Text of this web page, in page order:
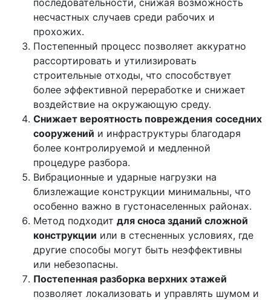
несчастных случаев среди рабочих и
прохожих.
Постепенный процесс позволяет аккуратно
рассортировать и утилизировать
строительные отходы, что способствует
более эффективной переработке и снижает
воздействие на окружающую среду.
Снижает вероятность повреждения соседних
сооружений и инфраструктуры благодаря
более контролируемой и медленной
процедуре разбора.
Вибрационные и ударные нагрузки на
близлежащие конструкции минимальны, что
особенно важно в густонаселенных районах.
Метод подходит для сноса зданий сложной
конструкции или в стесненных условиях, где
другие способы могут быть неэффективны
или небезопасны.
Постепенная разборка верхних этажей
позволяет локализовать и управлять шумом и